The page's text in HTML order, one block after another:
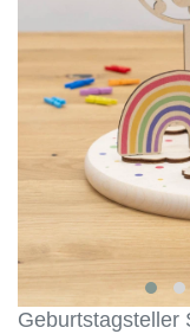
Geburtstagsteller